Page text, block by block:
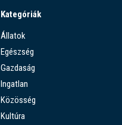
Kategóriák
Állatok
Egészség
Gazdaság
Ingatlan
Közösség
Kultúra